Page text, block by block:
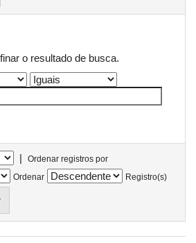
o resultado de busca.
|
Ordenar registros por
Ordenar
Registro(s)